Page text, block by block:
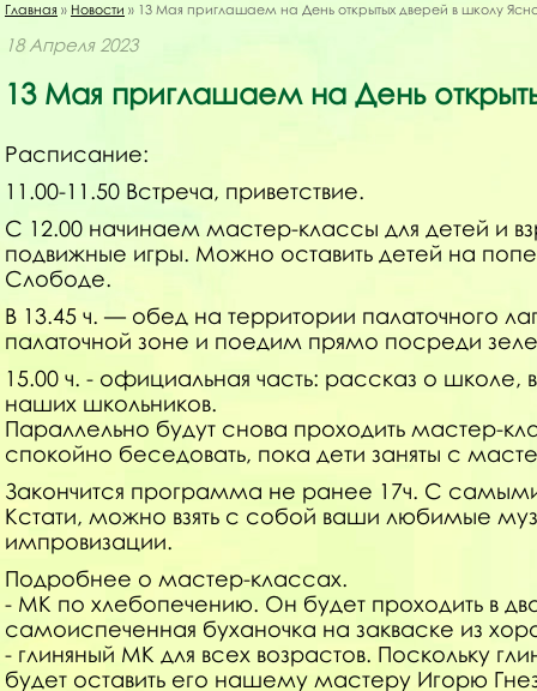
Главная » Новости » 13 Мая приглашаем на День открытых дверей в школу
18 Апреля 2023
13 Мая приглашаем на День
Расписание:
11.00-11.50 Встреча, приветствие.
С 12.00 начинаем мастер-классы для детей и
подвижные игры. Можно оставить детей на
Слободе.
В 13.45 ч. — обед на территории палаточного
палаточной зоне и поедим прямо посреди
15.00 ч. - официальная часть: рассказ о
наших школьников.
Параллельно будут снова проходить мастер-
спокойно беседовать, пока дети заняты с
Закончится программа не ранее 17ч. С
Кстати, можно взять с собой ваши любимые
импровизации.
Подробнее о мастер-классах.
- МК по хлебопечению. Он будет проходить в
самоиспеченная буханочка на закваске из
- глиняный МК для всех возрастов. Поскольку
будет оставить его нашему мастеру Игорю